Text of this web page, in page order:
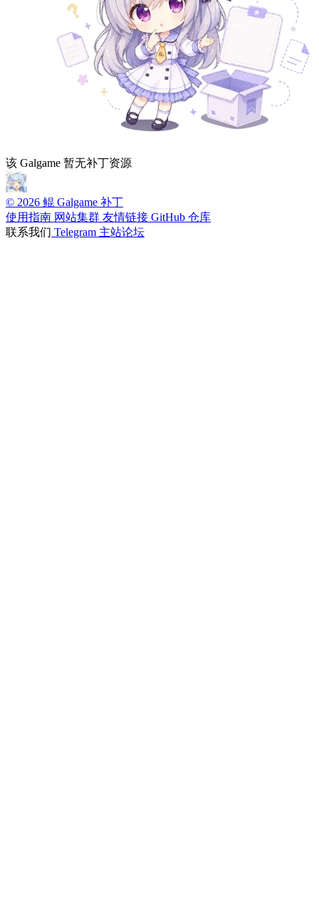
该 Galgame 暂无补丁资源
© 2026 鲲 Galgame 补丁
使用指南 网站集群 友情链接 GitHub 仓库
联系我们 Telegram 主站论坛